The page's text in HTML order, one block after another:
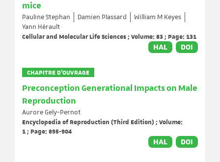
mice
Pauline Stephan Damien Plassard
William M Keyes
Yann Hérault
Cellular and Molecular Life Sciences ; Volume: 83 ; Page: 131
HAL DOI
CHAPITRE D’OUVRAGE
Preconception Generational Impacts on Male
Reproduction
Aurore Gely-Pernot
Encyclopedia of Reproduction (Third Edition) ; Volume:
1 ; Page: 895-904
HAL DOI